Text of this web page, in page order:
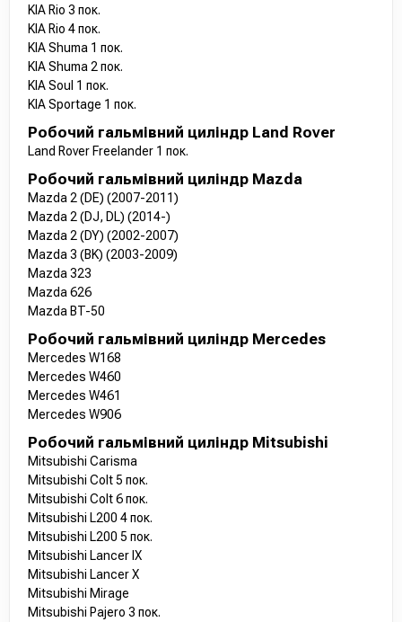
KIA Rio 3 пок.
KIA Rio 4 пок.
KIA Shuma 1 пок.
KIA Shuma 2 пок.
KIA Soul 1 пок.
KIA Sportage 1 пок.
Робочий гальмівний циліндр Land Rover
Land Rover Freelander 1 пок.
Робочий гальмівний циліндр Mazda
Mazda 2 (DE) (2007-2011)
Mazda 2 (DJ, DL) (2014-)
Mazda 2 (DY) (2002-2007)
Mazda 3 (BK) (2003-2009)
Mazda 323
Mazda 626
Mazda BT-50
Робочий гальмівний циліндр Mercedes
Mercedes W168
Mercedes W460
Mercedes W461
Mercedes W906
Робочий гальмівний циліндр Mitsubishi
Mitsubishi Carisma
Mitsubishi Colt 5 пок.
Mitsubishi Colt 6 пок.
Mitsubishi L200 4 пок.
Mitsubishi L200 5 пок.
Mitsubishi Lancer IX
Mitsubishi Lancer X
Mitsubishi Mirage
Mitsubishi Pajero 3 пок.